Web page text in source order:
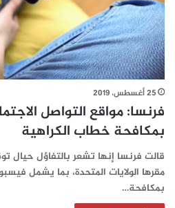
25 أغسطس، 2019
فرنسا: مواقع التواصل
بمكافحة خطاب الكراهية
قالت فرنسا إنها تشعر بالتفاؤل حيال
مقرها الولايات المتحدة، بما يشمل
بمكافحة…